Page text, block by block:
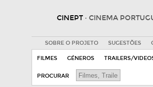
CINEPT · CINEMA
SOBRE O PROJETO SUGESTÕES
FILMES GÉNEROS TRAILERS/
PROCURAR